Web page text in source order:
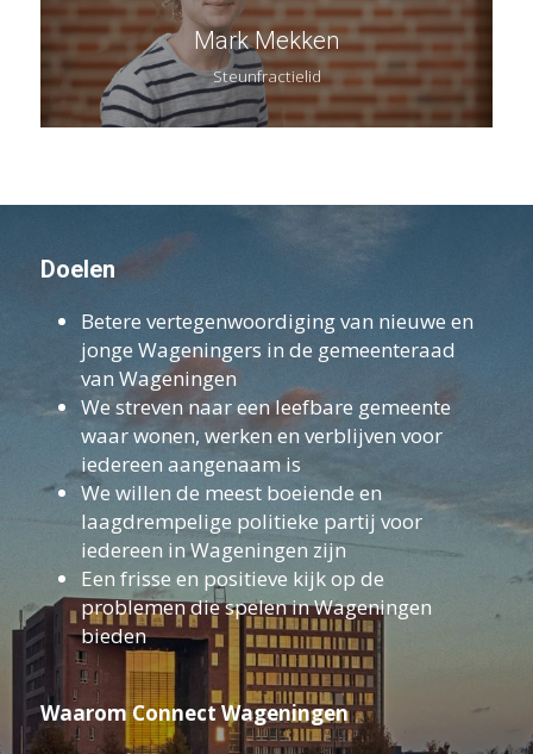
Mark Mekken
Steunfractielid
Doelen
Betere vertegenwoordiging van nieuwe en
jonge Wageningers in de gemeenteraad
van Wageningen
We streven naar een leefbare gemeente
waar wonen, werken en verblijven voor
iedereen aangenaam is
We willen de meest boeiende en
laagdrempelige politieke partij voor
iedereen in Wageningen zijn
Een frisse en positieve kijk op de
problemen die spelen in Wageningen
bieden
Waarom Connect Wageningen